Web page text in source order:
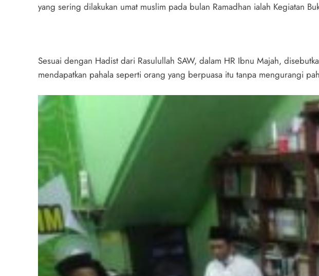
yang sering dilakukan umat muslim pada bulan Ramadhan ialah Kegiatan
Sesuai dengan Hadist dari Rasulullah SAW, dalam HR Ibnu Majah,
mendapatkan pahala seperti orang yang berpuasa itu tanpa mengurangi